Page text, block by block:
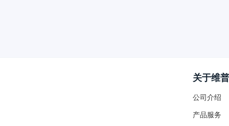
关于维普
公司介绍
产品服务